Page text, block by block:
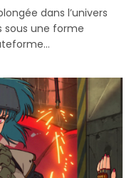
dans l’univers
sous une forme